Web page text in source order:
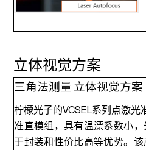
立体视觉方案
三角法测量 立体视觉方案
柠檬光子的VCSEL系列点激光
准直模组，具有温漂系数小
于封装和性价比高等优势。